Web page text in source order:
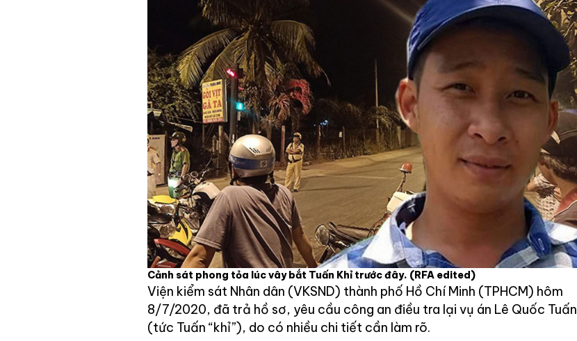
Cảnh sát phong tỏa lúc vây bắt Tuấn Khỉ trước đây. (RFA edited)
Viện kiểm sát Nhân dân (VKSND) thành phố Hồ Chí Minh (TPHCM) hôm
8/7/2020, đã trả hồ sơ, yêu cầu công an điều tra lại vụ án Lê Quốc Tuấn
(tức Tuấn “khỉ”), do có nhiều chi tiết cần làm rõ.